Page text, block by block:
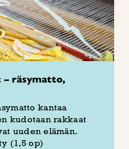
– räsymatto,
kantaa
kudotaan rakkaat
uuden elämän.
(1,5 op)